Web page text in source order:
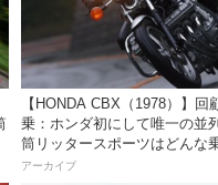
【HONDA CBX（1978）】回
乗：ホンダ初にして唯一の並
筒リッタースポーツはどんな
味だったのか？
アーカイブ